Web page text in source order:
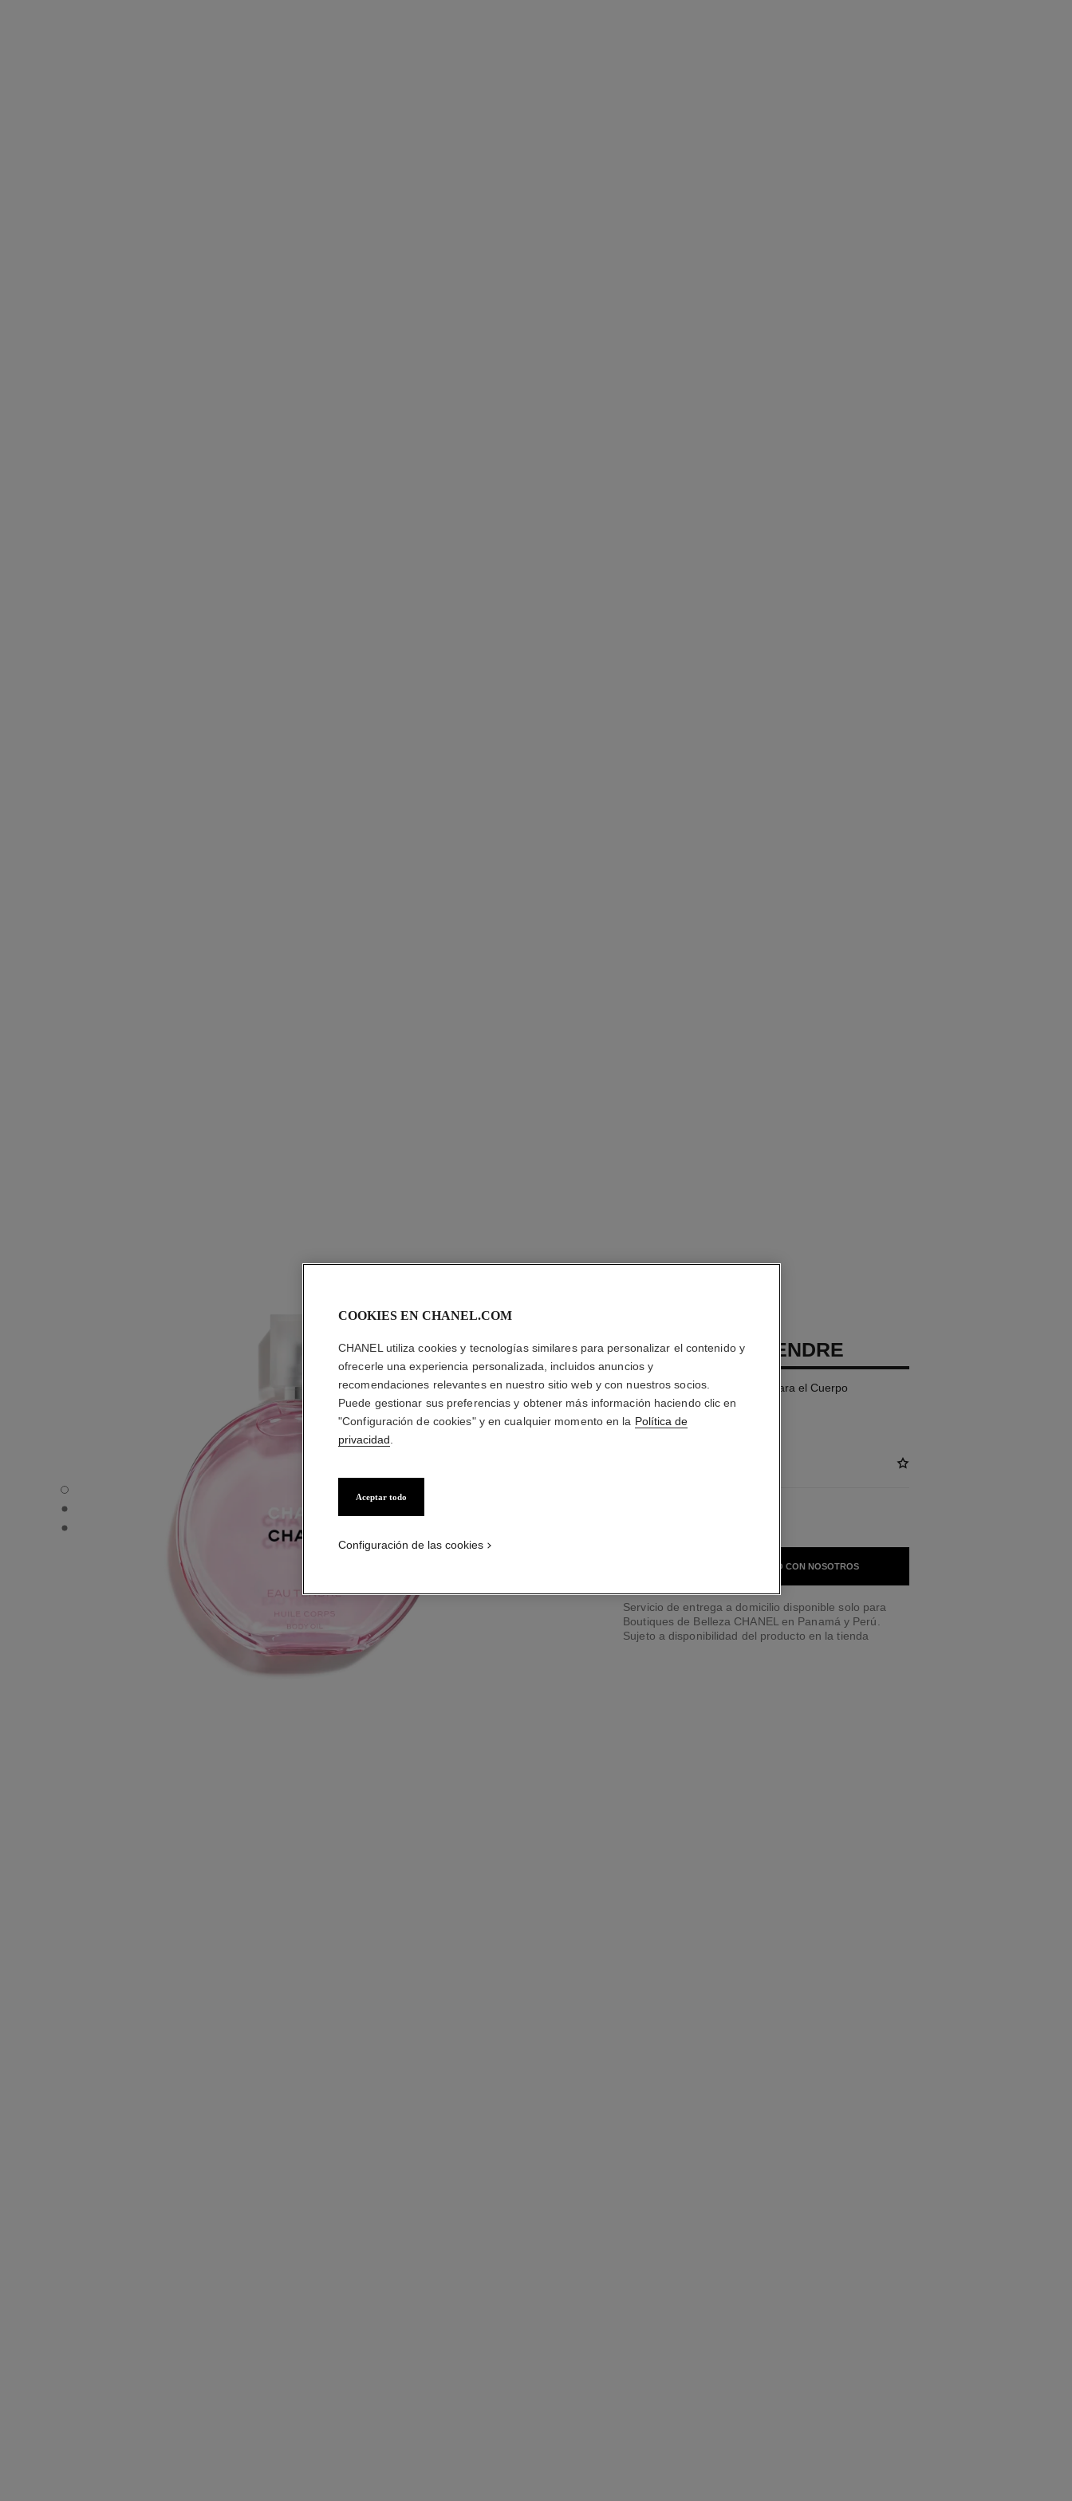
CHANCE EAU TENDRE - Vista por defecto
CHANCE EAU TENDRE - Vista alternativa 1
CHANCE EAU TENDRE - Vista de la textura básica
CHANCE EAU TENDRE
Aceite Hidratante Perfumado para el Cuerpo
Más información
Ref. 126760
PÓNGASE EN CONTACTO CON NOSOTROS
Servicio de entrega a domicilio disponible solo para
Boutiques de Belleza CHANEL en Panamá y Perú.
Sujeto a disponibilidad del producto en la tienda
COOKIES EN CHANEL.COM
CHANEL utiliza cookies y tecnologías similares para personalizar el contenido y
ofrecerle una experiencia personalizada, incluidos anuncios y
recomendaciones relevantes en nuestro sitio web y con nuestros socios.
Puede gestionar sus preferencias y obtener más información haciendo clic en
"Configuración de cookies" y en cualquier momento en la Política de
privacidad
Aceptar todo
Configuración de las cookies